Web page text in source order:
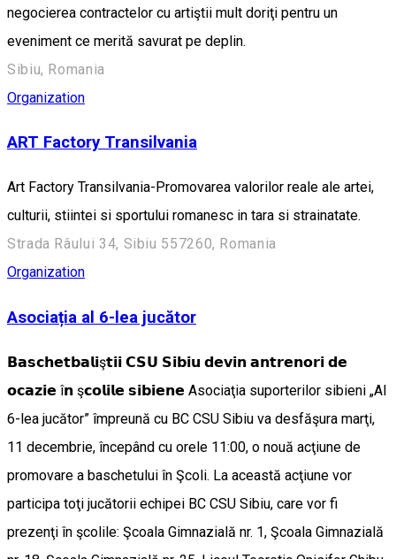
negocierea contractelor cu artiştii mult doriţi pentru un
eveniment ce merită savurat pe deplin.
Sibiu, Romania
Organization
ART Factory Transilvania
Art Factory Transilvania-Promovarea valorilor reale ale artei,
culturii, stiintei si sportului romanesc in tara si strainatate.
Strada Râului 34, Sibiu 557260, Romania
Organization
Asociația al 6-lea jucător
𝗕𝗮𝘀𝗰𝗵𝗲𝘁𝗯𝗮𝗹𝗶ş𝘁𝗶𝗶 𝗖𝗦𝗨 𝗦𝗶𝗯𝗶𝘂 𝗱𝗲𝘃𝗶𝗻 𝗮𝗻𝘁𝗿𝗲𝗻𝗼𝗿𝗶 𝗱𝗲
𝗼𝗰𝗮𝘇𝗶𝗲 î𝗻 ş𝗰𝗼𝗹𝗶𝗹𝗲 𝘀𝗶𝗯𝗶𝗲𝗻𝗲 Asociaţia suporterilor sibieni „Al
6-lea jucător” împreună cu BC CSU Sibiu va desfăşura marţi,
11 decembrie, începând cu orele 11:00, o nouă acţiune de
promovare a baschetului în Şcoli. La această acţiune vor
participa toţi jucătorii echipei BC CSU Sibiu, care vor fi
prezenţi în şcolile: Şcoala Gimnazială nr. 1, Şcoala Gimnazială